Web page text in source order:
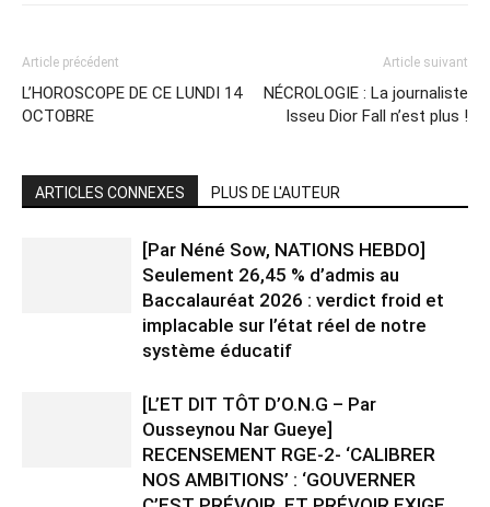
Article précédent
L’HOROSCOPE DE CE LUNDI 14
OCTOBRE
Article suivant
NÉCROLOGIE : La journaliste
Isseu Dior Fall n’est plus !
ARTICLES CONNEXES PLUS DE L'AUTEUR
[Par Néné Sow, NATIONS HEBDO]
Seulement 26,45 % d’admis au
Baccalauréat 2026 : verdict froid et
implacable sur l’état réel de notre
système éducatif
[L’ET DIT TÔT D’O.N.G – Par
Ousseynou Nar Gueye]
RECENSEMENT RGE-2- ‘CALIBRER
NOS AMBITIONS’ : ‘GOUVERNER